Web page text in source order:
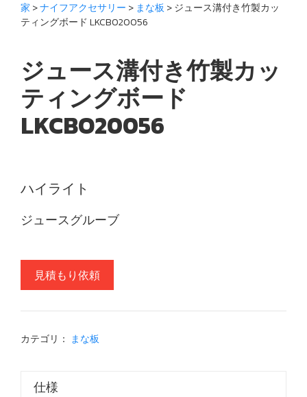
家 >ナイフアクセサリー > まな板> ジュース溝付き竹製カッ
ティングボード LKCBO20056
ジュース溝付き竹製カッ
ティングボード
LKCBO20056
ハイライト
ジュースグルーブ
見積もり依頼
カテゴリ： まな板
仕様